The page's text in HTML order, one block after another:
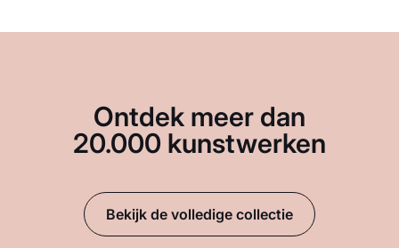
Ontdek meer dan
20.000 kunstwerken
Bekijk de volledige collectie